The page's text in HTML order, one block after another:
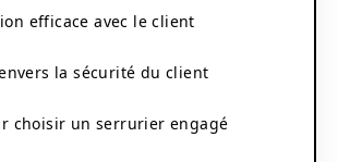
efficace avec le client
envers la sécurité du client
choisir un serrurier engagé